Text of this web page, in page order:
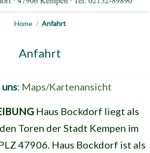
Home / Anfahrt
Anfahrt
: Maps/Kartenansicht
Haus Bockdorf liegt als
Toren der Stadt Kempen im
47906. Haus Bockdorf ist als